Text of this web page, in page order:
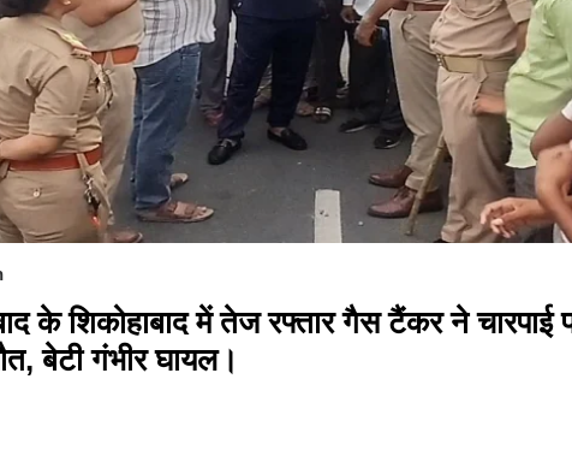
के शिकोहाबाद में तेज रफ्तार गैस टैंकर ने चारपाई
बेटी गंभीर घायल।